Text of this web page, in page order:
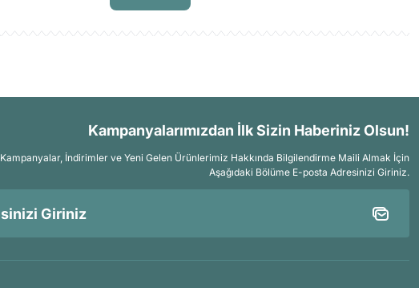
Kampanyalarımızdan İlk Sizin Haberiniz Olsun!
Kampanyalar, İndirimler ve Yeni Gelen Ürünlerimiz Hakkında Bilgilendirme Maili Almak İçin
Aşağıdaki Bölüme E-posta Adresinizi Giriniz.